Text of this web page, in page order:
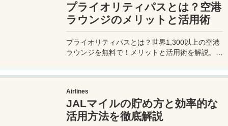
プライオリティパスとは？空港
ラウンジのメリットと活用術
プライオリティパスとは？世界1,300以上の空港
ラウンジを無料で！メリットと活用術を解説。セ
Airlines
JALマイルの貯め方と効率的な
活用方法を徹底解説